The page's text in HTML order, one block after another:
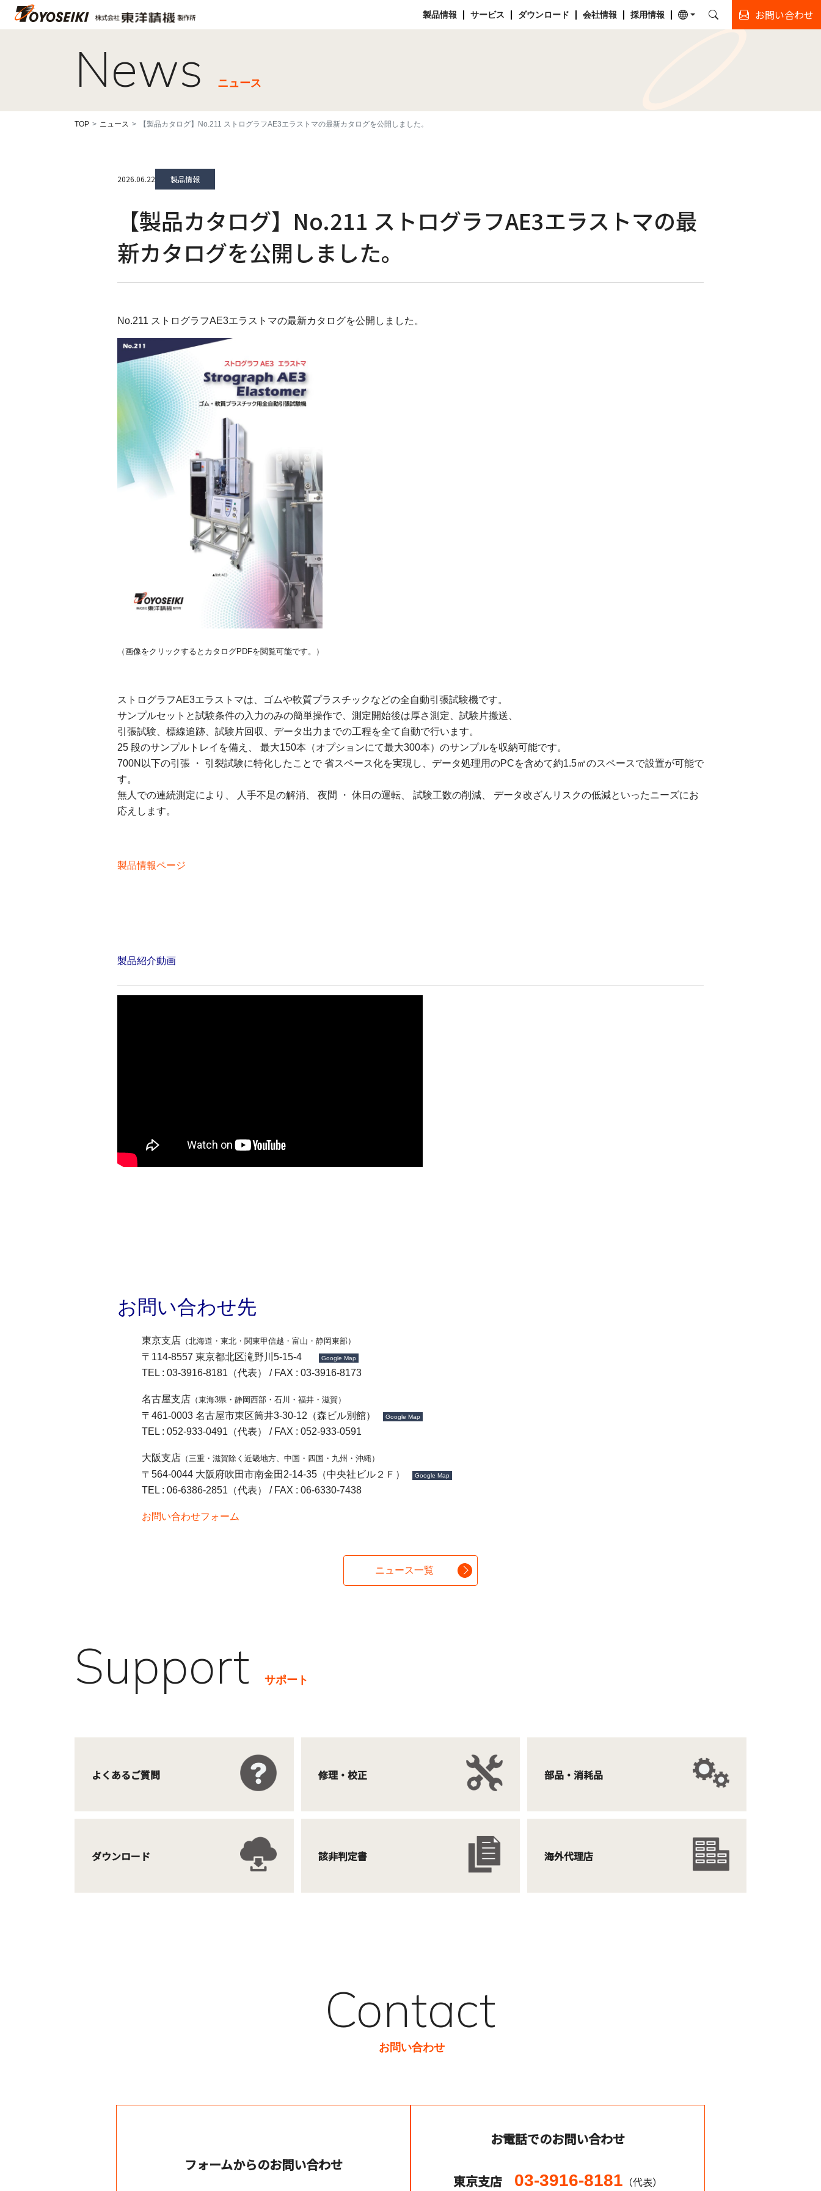
製品情報 サービス ダウンロード 会社情報 採用情報 お問い合わせ
News ニュース
TOP ニュース 【製品カタログ】No.211 ストログラフAE3エラストマの最新カタログを公開しました。
2026.06.22 製品情報
【製品カタログ】No.211 ストログラフAE3エラストマの最
新カタログを公開しました。
No.211 ストログラフAE3エラストマの最新カタログを公開しました。
（画像をクリックするとカタログPDFを閲覧可能です。）
ストログラフAE3エラストマは、ゴムや軟質プラスチックなどの全自動引張試験機です。
サンプルセットと試験条件の入力のみの簡単操作で、測定開始後は厚さ測定、試験片搬送、
引張試験、標線追跡、試験片回収、データ出力までの工程を全て自動で行います。
25 段のサンプルトレイを備え、 最大150本（オプションにて最大300本）のサンプルを収納可能です。
700N以下の引張 ・ 引裂試験に特化したことで 省スペース化を実現し、 データ処理用のPCを含めて約1.5㎥のスペースで設置が可能で
す。
無人での連続測定により、 人手不足の解消、 夜間 ・ 休日の運転、 試験工数の削減、 データ改ざんリスクの低減といったニーズにお
応えします。
製品情報ページ
製品紹介動画
お問い合わせ先
東京支店 （北海道・東北・関東甲信越・富山・静岡東部）
〒114-8557 東京都北区滝野川5-15-4 Google Map
TEL : 03-3916-8181（代表） / FAX : 03-3916-8173
名古屋支店 （東海3県・静岡西部・石川・福井・滋賀）
〒461-0003 名古屋市東区筒井3-30-12（森ビル別館） Google Map
TEL : 052-933-0491（代表） / FAX : 052-933-0591
大阪支店 （三重・滋賀除く近畿地方、中国・四国・九州・沖縄）
〒564-0044 大阪府吹田市南金田2-14-35（中央社ビル２Ｆ） Google Map
TEL : 06-6386-2851（代表） / FAX : 06-6330-7438
お問い合わせフォーム
ニュース一覧
Support サポート
よくあるご質問 修理・校正 部品・消耗品
ダウンロード 該非判定書 海外代理店
Contact
お問い合わせ
フォームからのお問い合わせ
お電話でのお問い合わせ
東京支店 03-3916-8181 （代表）